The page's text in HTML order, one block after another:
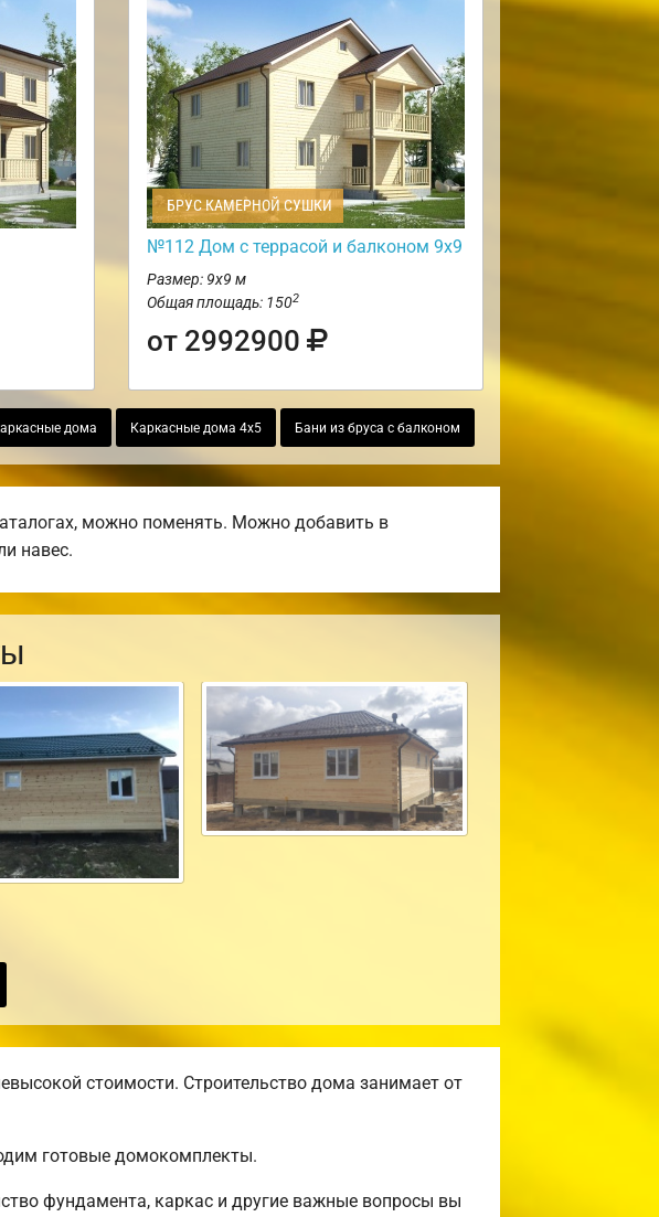
БРУС КАМЕРНОЙ СУШКИ
№112 Дом с террасой и балконом 9х9
Размер: 9х9 м
Общая площадь: 1502
от 2992900
дома Каркасные дома 4х5 Бани из бруса с балконом
можно поменять. Можно добавить в
навес.
стоимости. Строительство дома занимает от
готовые домокомплекты.
фундамента, каркас и другие важные вопросы вы